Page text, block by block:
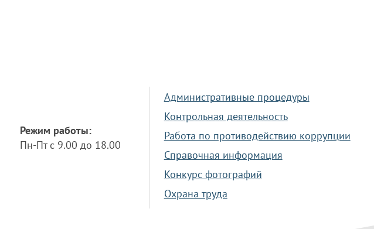
Режим работы:
Пн-Пт с 9.00 до 18.00
Административные процедуры
Контрольная деятельность
Работа по противодействию коррупции
Справочная информация
Конкурс фотографий
Охрана труда